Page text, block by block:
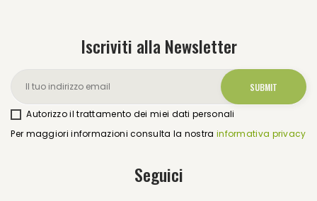
Iscriviti alla Newsletter
Autorizzo il trattamento dei miei dati personali
Per maggiori informazioni consulta la nostra informativa privacy
Seguici